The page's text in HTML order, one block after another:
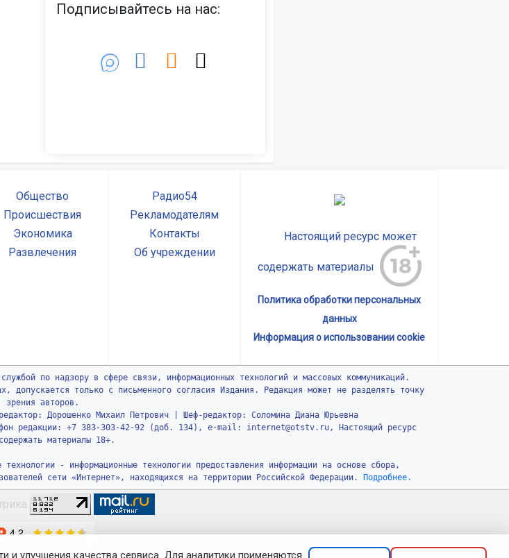
Подписывайтесь на нас:
улучшения качества сервиса. Для аналитики применяются
Общество
Происшествия
Экономика
Развлечения
Радио54
Рекламодателям
Контакты
Об учреждении
Настоящий ресурс может
содержать материалы
Политика обработки персональных
данных
Информация о использовании cookie
по надзору в сфере связи, информационных технологий и массовых коммуникаций.
допускается только с письменного согласия Издания. Редакция может не разделять точку
зрения авторов.
Дорошенко Михаил Петрович | Шеф-редактор: Соломина Диана Юрьевна
редакции: +7 383-303-42-92 (доб. 134), e-mail: internet@otstv.ru, Настоящий ресурс
материалы 18+.
- информационные технологии предоставления информации на основе сбора,
сети «Интернет», находящихся на территории Российской Федерации.
Подробнее.